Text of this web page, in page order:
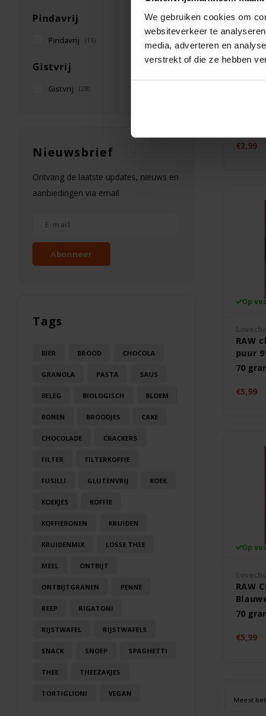
We gebruiken cookies om
websiteverkeer te
media, adverteren en
verstrekt of die ze hebben
Pindavrij
Pindavrij (11)
Gistvrij
Gistvrij (28)
Nieuwsbrief
Ontvang de laatste updates, nieuws en
aanbiedingen via email
Abonneer
Tags
BIER BROOD CHOCOLA
GRANOLA PASTA SAUS
BELEG BIOLOGISCH BLOEM
BONEN BROODJES CAKE
CHOCOLADE CRACKERS
FILTER FILTERKOFFIE
FUSILLI GLUTENVRIJ KOEK
KOEKJES KOFFIE
KOFFIEBONEN KRUIDEN
KRUIDENMIX LOSSE THEE
MEEL ONTBIJT
ONTBIJTGRANEN PENNE
REEP RIGATONI
RIJSTWAFEL RIJSTWAFELS
SNACK SNOEP SPAGHETTI
THEE THEEZAKJES
TORTIGLIONI VEGAN
Op
€3,99
Op
RAW
puur
70
€5,99
Op
RAW
70
€5,99
Meest